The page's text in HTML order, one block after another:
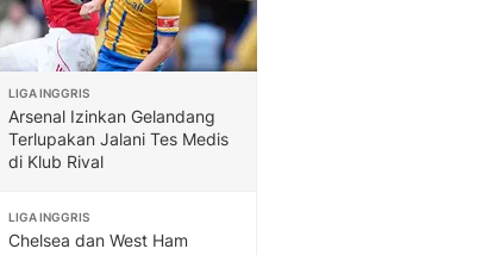
LIGA INGGRIS
Arsenal Izinkan Gelandang
Terlupakan Jalani Tes Medis
di Klub Rival
LIGA INGGRIS
Chelsea dan West Ham